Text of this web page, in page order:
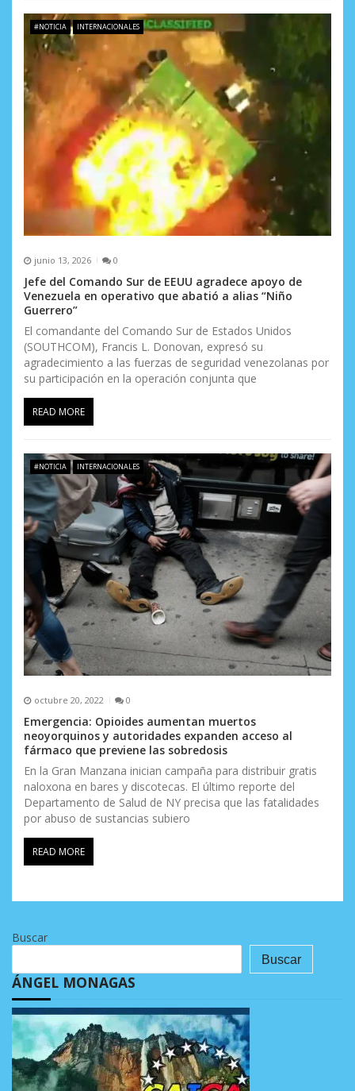
s#NOTICIA INTERNACIONALES
junio 13, 2026 0
Jefe del Comando Sur de EEUU agradece apoyo de
Venezuela en operativo que abatió a alias “Niño
Guerrero”
El comandante del Comando Sur de Estados Unidos
(SOUTHCOM), Francis L. Donovan, expresó su
agradecimiento a las fuerzas de seguridad venezolanas por
su participación en la operación conjunta que
READ MORE
#NOTICIA INTERNACIONALES
octubre 20, 2022 0
Emergencia: Opioides aumentan muertos
neoyorquinos y autoridades expanden acceso al
fármaco que previene las sobredosis
En la Gran Manzana inician campaña para distribuir gratis
naloxona en bares y discotecas. El último reporte del
Departamento de Salud de NY precisa que las fatalidades
por abuso de sustancias subiero
READ MORE
Buscar
Buscar
ÁNGEL MONAGAS